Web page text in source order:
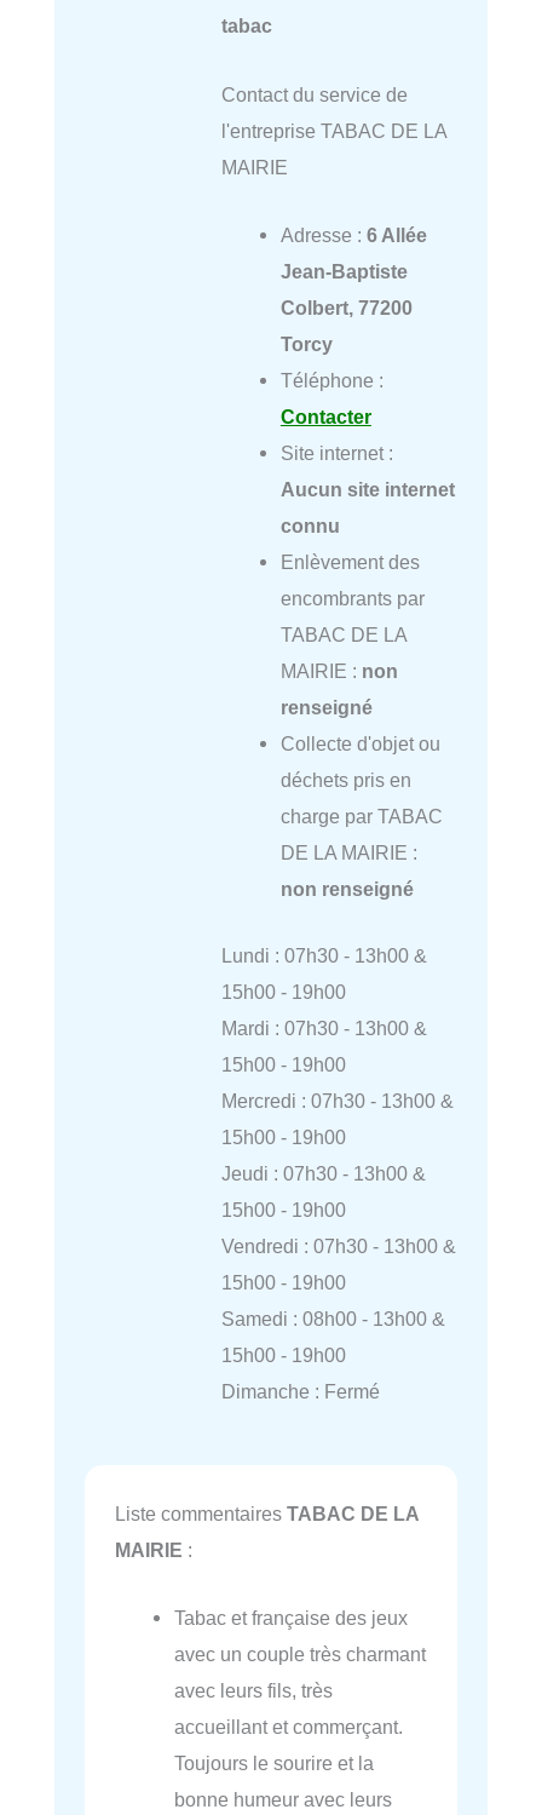
tabac
Contact du service de
l'entreprise TABAC DE LA
MAIRIE
Adresse : 6 Allée
Jean-Baptiste
Colbert, 77200
Torcy
Téléphone :
Contacter
Site internet :
Aucun site internet
connu
Enlèvement des
encombrants par
TABAC DE LA
MAIRIE : non
renseigné
Collecte d'objet ou
déchets pris en
charge par TABAC
DE LA MAIRIE :
non renseigné
Lundi : 07h30 - 13h00 &
15h00 - 19h00
Mardi : 07h30 - 13h00 &
15h00 - 19h00
Mercredi : 07h30 - 13h00 &
15h00 - 19h00
Jeudi : 07h30 - 13h00 &
15h00 - 19h00
Vendredi : 07h30 - 13h00 &
15h00 - 19h00
Samedi : 08h00 - 13h00 &
15h00 - 19h00
Dimanche : Fermé
Liste commentaires TABAC DE LA
MAIRIE :
Tabac et française des jeux
avec un couple très charmant
avec leurs fils, très
accueillant et commerçant.
Toujours le sourire et la
bonne humeur avec leurs